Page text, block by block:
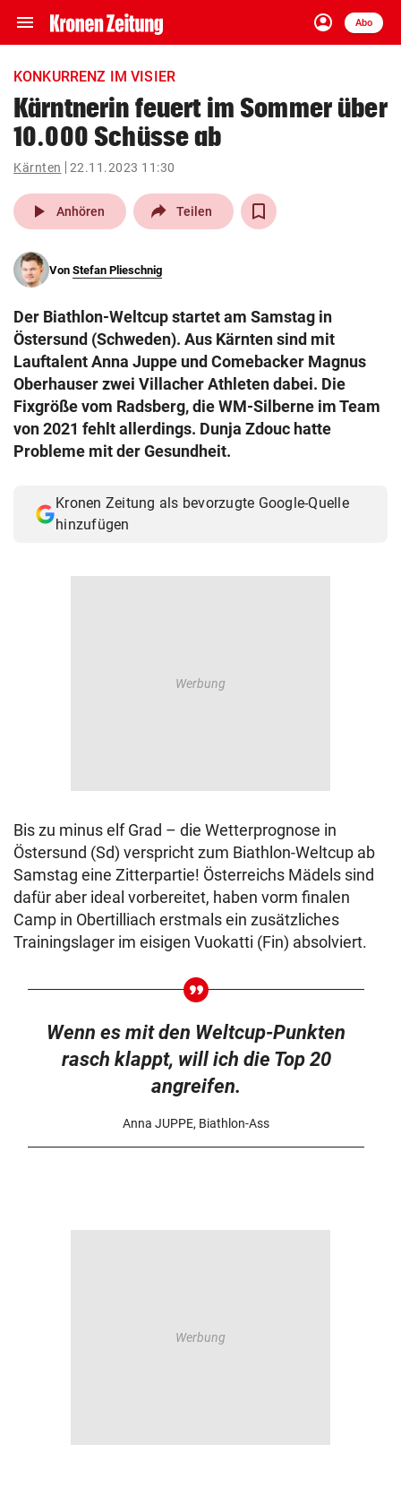
menu Navigation
ein-/ausklappen
account_circle
Anmelden
Abo
close Schließen
account_circle Anmelden
pin_drop
Wien arrow_right
search
eingeben
© Krone Multimedia GmbH & Co KG 2026
Muthgasse 2, 1190 Wien
KONKURRENZ IM VISIER
Kärntnerin feuert im Sommer über
10.000 Schüsse ab
Kärnten 22.11.2023 11:30
play_arrow Anhören Teilen
Von Stefan Plieschnig
Der Biathlon-Weltcup startet am Samstag in
Östersund (Schweden). Aus Kärnten sind mit
Lauftalent Anna Juppe und Comebacker Magnus
Oberhauser zwei Villacher Athleten dabei. Die
Fixgröße vom Radsberg, die WM-Silberne im Team
von 2021 fehlt allerdings. Dunja Zdouc hatte
Probleme mit der Gesundheit.
Kronen Zeitung als bevorzugte Google-Quelle
hinzufügen
Bis zu minus elf Grad – die Wetterprognose in
Östersund (Sd) verspricht zum Biathlon-Weltcup ab
Samstag eine Zitterpartie! Österreichs Mädels sind
dafür aber ideal vorbereitet, haben vorm finalen
Camp in Obertilliach erstmals ein zusätzliches
Trainingslager im eisigen Vuokatti (Fin) absolviert.
Wenn es mit den Weltcup-Punkten
rasch klappt, will ich die Top 20
angreifen.
Anna JUPPE, Biathlon-Ass